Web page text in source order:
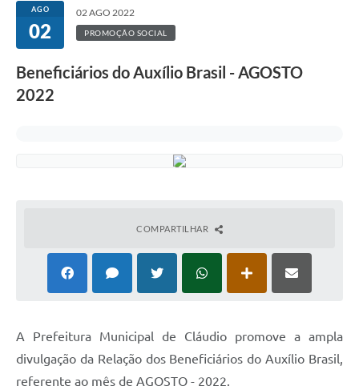
AGO
02
02 AGO 2022
PROMOÇÃO SOCIAL
Beneficiários do Auxílio Brasil - AGOSTO
2022
COMPARTILHAR
A Prefeitura Municipal de Cláudio promove a ampla
divulgação da Relação dos Beneficiários do Auxílio Brasil,
referente ao mês de AGOSTO - 2022.